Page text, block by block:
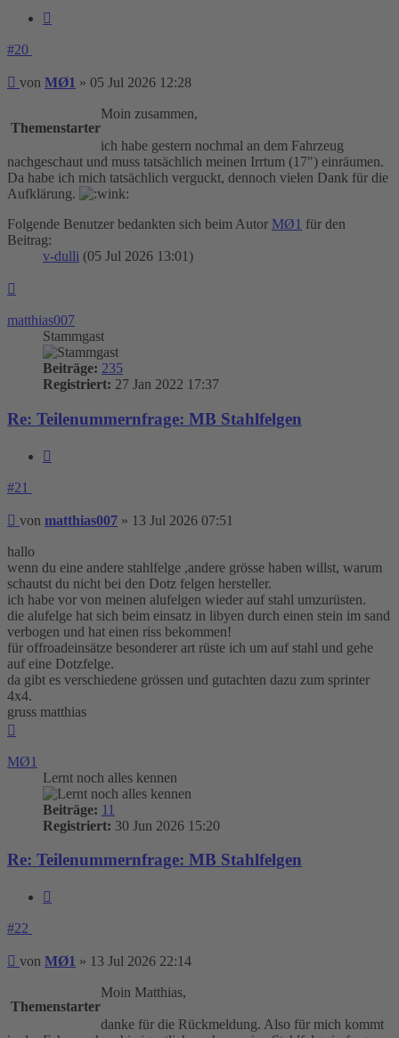
#20
Beitrag
von MØ1 » 05 Jul 2026 12:28
Themenstarter
Moin zusammen,
ich habe gestern nochmal an dem Fahrzeug
nachgeschaut und muss tatsächlich meinen Irrtum (17") einräumen.
Da habe ich mich tatsächlich verguckt, dennoch vielen Dank für die
Aufklärung.
Folgende Benutzer bedankten sich beim Autor MØ1 für den
Beitrag:
v-dulli (05 Jul 2026 13:01)
matthias007
Stammgast
Beiträge: 235
Registriert: 27 Jan 2022 17:37
Re: Teilenummernfrage: MB Stahlfelgen
#21
Beitrag
von matthias007 » 13 Jul 2026 07:51
hallo
wenn du eine andere stahlfelge ,andere grösse haben willst, warum
schautst du nicht bei den Dotz felgen hersteller.
ich habe vor von meinen alufelgen wieder auf stahl umzurüsten.
die alufelge hat sich beim einsatz in libyen durch einen stein im sand
verbogen und hat einen riss bekommen!
für offroadeinsätze besonderer art rüste ich um auf stahl und gehe
auf eine Dotzfelge.
da gibt es verschiedene grössen und gutachten dazu zum sprinter
4x4.
gruss matthias
MØ1
Lernt noch alles kennen
Beiträge: 11
Registriert: 30 Jun 2026 15:20
Re: Teilenummernfrage: MB Stahlfelgen
#22
Beitrag
von MØ1 » 13 Jul 2026 22:14
Themenstarter
Moin Matthias,
danke für die Rückmeldung. Also für mich kommt